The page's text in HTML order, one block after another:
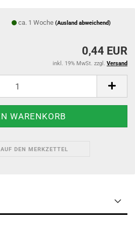
ca. 1 Woche(Ausland abweichend)
0,44 EUR
inkl. 19% MwSt. zzgl. Versand
AUF DEN MERKZETTEL